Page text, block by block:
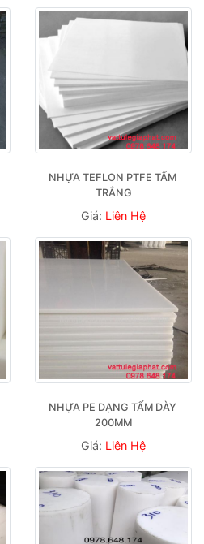
NHỰA TEFLON PTFE TẤM
TRẮNG
Giá: Liên Hệ
NHỰA PE DẠNG TẤM DÀY
200MM
Giá: Liên Hệ